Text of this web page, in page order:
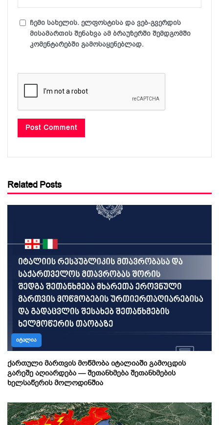
ჩემი სახელის. ელფოსტისა და ვებ-გვერდის
მისამართის შენახვა ამ ბრაუზერში შემდგომში
კომენტარებში გამოსაყენებლად.
Related Posts
ᲘᲢᲐᲚᲘᲐ
ქართული მართვის მოწმობა იტალიაში გამოცდის
გარეშე აღიარდება — შეთანხმება შეთანხმების
ხელსაწერის მოლოდინშია